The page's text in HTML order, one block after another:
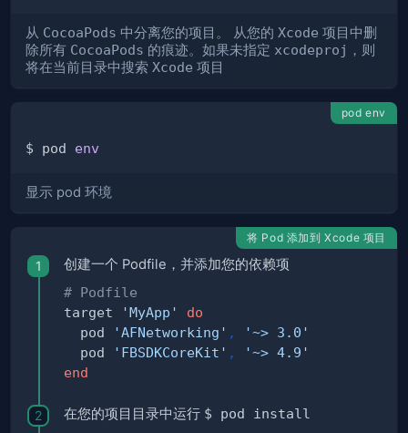
从 CocoaPods 中分离您的项目。 从您的 Xcode 项目中删
除所有 CocoaPods 的痕迹。如果未指定 xcodeproj ，则
将在当前目录中搜索 Xcode 项目
pod env
$ pod env
显示 pod 环境
将 Pod 添加到 Xcode 项目
创建一个 Podfile，并添加您的依赖项
# Podfile
target
'MyApp'
do
  pod
'AFNetworking' ,
'~> 3.0'
  pod
'FBSDKCoreKit' ,
'~> 4.9'
end
在您的项目目录中运行 $ pod install